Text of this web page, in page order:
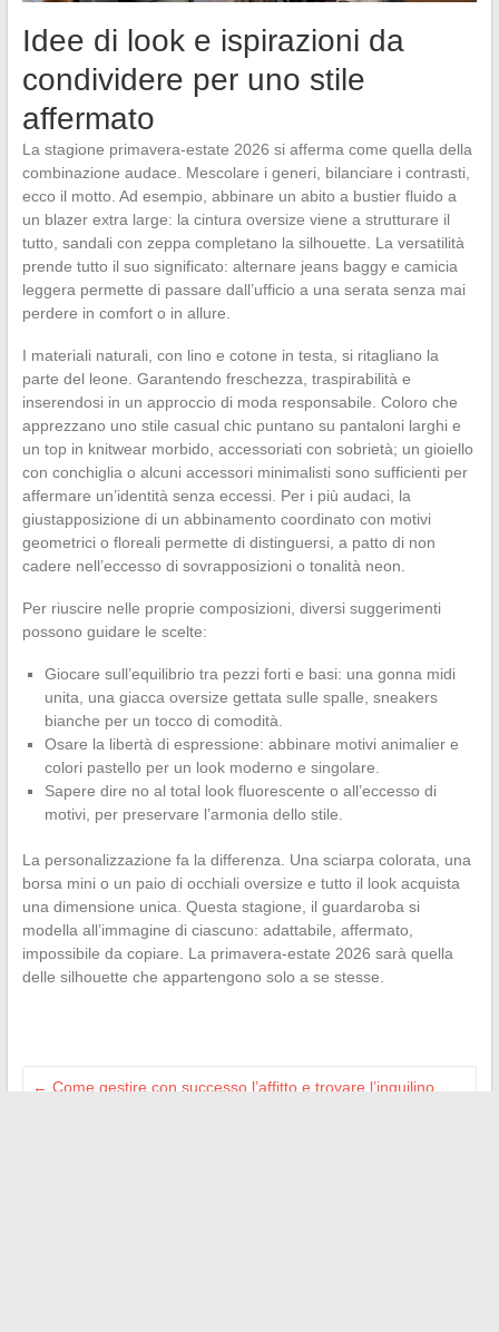
Idee di look e ispirazioni da
condividere per uno stile
affermato
La stagione primavera-estate 2026 si afferma come quella della
combinazione audace. Mescolare i generi, bilanciare i contrasti,
ecco il motto. Ad esempio, abbinare un abito a bustier fluido a
un blazer extra large: la cintura oversize viene a strutturare il
tutto, sandali con zeppa completano la silhouette. La versatilità
prende tutto il suo significato: alternare jeans baggy e camicia
leggera permette di passare dall’ufficio a una serata senza mai
perdere in comfort o in allure.
I materiali naturali, con lino e cotone in testa, si ritagliano la
parte del leone. Garantendo freschezza, traspirabilità e
inserendosi in un approccio di moda responsabile. Coloro che
apprezzano uno stile casual chic puntano su pantaloni larghi e
un top in knitwear morbido, accessoriati con sobrietà; un gioiello
con conchiglia o alcuni accessori minimalisti sono sufficienti per
affermare un’identità senza eccessi. Per i più audaci, la
giustapposizione di un abbinamento coordinato con motivi
geometrici o floreali permette di distinguersi, a patto di non
cadere nell’eccesso di sovrapposizioni o tonalità neon.
Per riuscire nelle proprie composizioni, diversi suggerimenti
possono guidare le scelte:
Giocare sull’equilibrio tra pezzi forti e basi: una gonna midi
unita, una giacca oversize gettata sulle spalle, sneakers
bianche per un tocco di comodità.
Osare la libertà di espressione: abbinare motivi animalier e
colori pastello per un look moderno e singolare.
Sapere dire no al total look fluorescente o all’eccesso di
motivi, per preservare l’armonia dello stile.
La personalizzazione fa la differenza. Una sciarpa colorata, una
borsa mini o un paio di occhiali oversize e tutto il look acquista
una dimensione unica. Questa stagione, il guardaroba si
modella all’immagine di ciascuno: adattabile, affermato,
impossibile da copiare. La primavera-estate 2026 sarà quella
delle silhouette che appartengono solo a se stesse.
← Come gestire con successo l’affitto e trovare l’inquilino